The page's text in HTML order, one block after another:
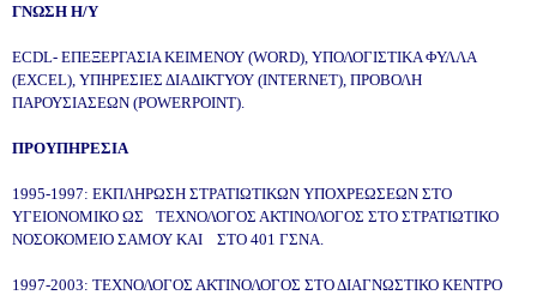
ΓΝΩΣΗ Η/Υ
ECDL- ΕΠΕΞΕΡΓΑΣΙΑ ΚΕΙΜΕΝΟΥ (WORD), ΥΠΟΛΟΓΙΣΤΙΚΑ ΦΥΛΛΑ
(EXCEL), ΥΠΗΡΕΣΙΕΣ ΔΙΑΔΙΚΤΥΟΥ (INTERNET), ΠΡΟΒΟΛΗ
ΠΑΡΟΥΣΙΑΣΕΩΝ (POWERPOINT).
ΠΡΟΥΠΗΡΕΣΙΑ
1995-1997: ΕΚΠΛΗΡΩΣΗ ΣΤΡΑΤΙΩΤΙΚΩΝ ΥΠΟΧΡΕΩΣΕΩΝ ΣΤΟ
ΥΓΕΙΟΝΟΜΙΚΟ ΩΣ
ΤΕΧΝΟΛΟΓΟΣ ΑΚΤΙΝΟΛΟΓΟΣ ΣΤΟ ΣΤΡΑΤΙΩΤΙΚΟ
ΝΟΣΟΚΟΜΕΙΟ ΣΑΜΟΥ ΚΑΙ ΣΤΟ 401 ΓΣΝΑ.
1997-2003: ΤΕΧΝΟΛΟΓΟΣ ΑΚΤΙΝΟΛΟΓΟΣ ΣΤΟ ΔΙΑΓΝΩΣΤΙΚΟ ΚΕΝΤΡΟ